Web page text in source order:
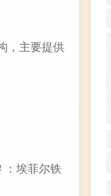
，主要提供
：埃菲尔铁